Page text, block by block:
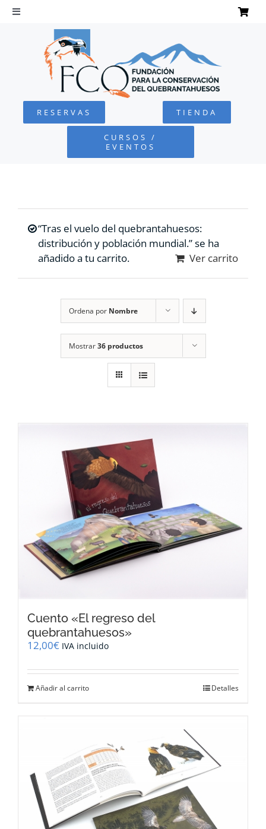
Saltar
Toggle
Navigation
QUEBRANTAHUESOS
FUNDACIÓN
COLABORA
RECURSOS
CONTACTO
RESERVAS TIENDA
CURSOS /
EVENTOS
“Tras el vuelo del quebrantahuesos:
distribución y población mundial.” se ha
añadido a tu carrito.
Ver carrito
Ordena por Nombre
Mostrar36 productos
Cuento «El regreso del
quebrantahuesos»
12,00€ IVA incluido
Añadir al carrito Detalles